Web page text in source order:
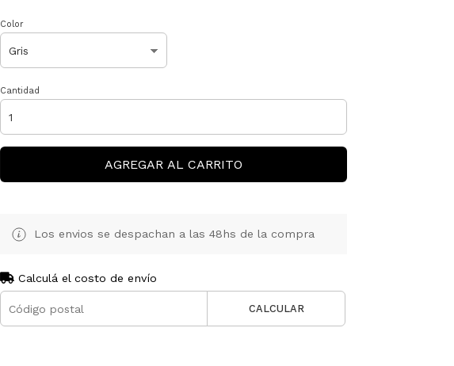
Color
Cantidad
AGREGAR AL CARRITO
Los envios se despachan a las 48hs de la compra
Calculá el costo de envío
CALCULAR